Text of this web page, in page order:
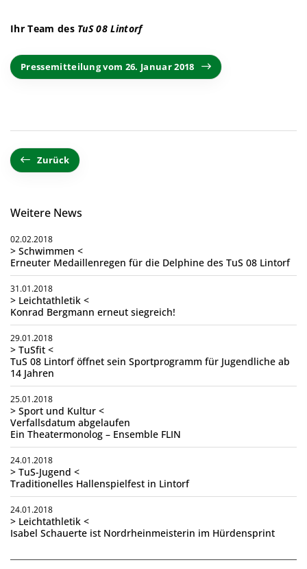
Ihr Team des TuS 08 Lintorf
Pressemitteilung vom 26. Januar 2018
Zurück
Weitere News
02.02.2018
> Schwimmen <
Erneuter Medaillenregen für die Delphine des TuS 08 Lintorf
31.01.2018
> Leichtathletik <
Konrad Bergmann erneut siegreich!
29.01.2018
> TuSfit <
TuS 08 Lintorf öffnet sein Sportprogramm für Jugendliche ab
14 Jahren
25.01.2018
> Sport und Kultur <
Verfallsdatum abgelaufen
Ein Theatermonolog – Ensemble FLIN
24.01.2018
> TuS-Jugend <
Traditionelles Hallenspielfest in Lintorf
24.01.2018
> Leichtathletik <
Isabel Schauerte ist Nordrheinmeisterin im Hürdensprint